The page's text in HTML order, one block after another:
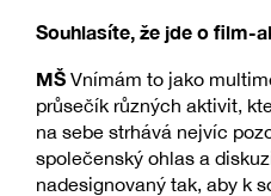
Souhlasíte, že jde o film-
MŠ Vnímám to jako
průsečík různých aktivit,
na sebe strhává nejvíc
společenský ohlas a
nadesignovaný tak, aby k